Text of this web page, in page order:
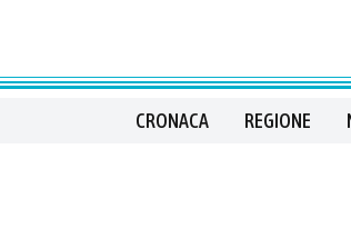
CRONACA REGIONE